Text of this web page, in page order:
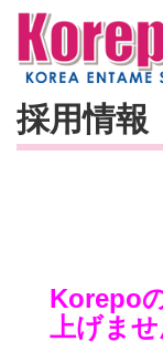
採用情報
Korepo
上げま